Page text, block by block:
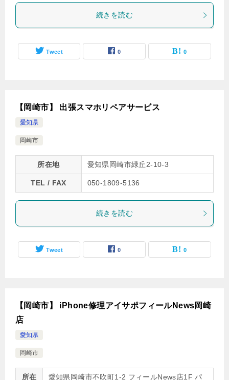
続きを読む
Tweet 0 0
【岡崎市】 出張スマホリペアサービス
愛知県
岡崎市
所在地 愛知県岡崎市緑丘2-10-3
TEL / FAX 050-1809-5136
続きを読む
Tweet 0 0
【岡崎市】 iPhone修理アイサポフィールNews岡崎
店
愛知県
岡崎市
所在 愛知県岡崎市不吹町1-2 フィールNews店1F パ